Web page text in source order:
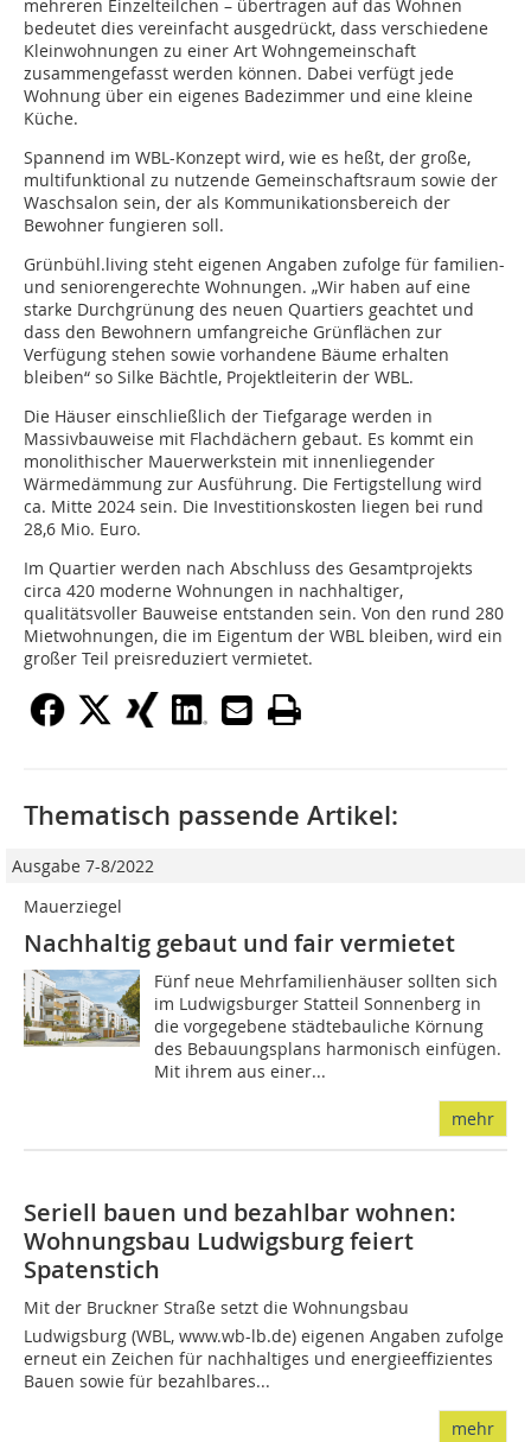
mehreren Einzelteilchen – übertragen auf das Wohnen
bedeutet dies vereinfacht ausgedrückt, dass verschiedene
Kleinwohnungen zu einer Art Wohngemeinschaft
zusammengefasst werden können. Dabei verfügt jede
Wohnung über ein eigenes Badezimmer und eine kleine
Küche.
Spannend im WBL-Konzept wird, wie es heßt, der große,
multifunktional zu nutzende Gemeinschaftsraum sowie der
Waschsalon sein, der als Kommunikationsbereich der
Bewohner fungieren soll.
Grünbühl.living steht eigenen Angaben zufolge für familien-
und seniorengerechte Wohnungen. „Wir haben auf eine
starke Durchgrünung des neuen Quartiers geachtet und
dass den Bewohnern umfangreiche Grünflächen zur
Verfügung stehen sowie vorhandene Bäume erhalten
bleiben“ so Silke Bächtle, Projektleiterin der WBL.
Die Häuser einschließlich der Tiefgarage werden in
Massivbauweise mit Flachdächern gebaut. Es kommt ein
monolithischer Mauerwerkstein mit innenliegender
Wärmedämmung zur Ausführung. Die Fertigstellung wird
ca. Mitte 2024 sein. Die Investitionskosten liegen bei rund
28,6 Mio. Euro.
Im Quartier werden nach Abschluss des Gesamtprojekts
circa 420 moderne Wohnungen in nachhaltiger,
qualitätsvoller Bauweise entstanden sein. Von den rund 280
Mietwohnungen, die im Eigentum der WBL bleiben, wird ein
großer Teil preisreduziert vermietet.
Thematisch passende Artikel:
Ausgabe 7-8/2022
Mauerziegel
Nachhaltig gebaut und fair vermietet
Fünf neue Mehrfamilienhäuser sollten sich
im Ludwigsburger Statteil Sonnenberg in
die vorgegebene städtebauliche Körnung
des Bebauungsplans harmonisch einfügen.
Mit ihrem aus einer...
mehr
Seriell bauen und bezahlbar wohnen:
Wohnungsbau Ludwigsburg feiert
Spatenstich
Mit der Bruckner Straße setzt die Wohnungsbau
Ludwigsburg (WBL, www.wb-lb.de) eigenen Angaben zufolge
erneut ein Zeichen für nachhaltiges und energieeffizientes
Bauen sowie für bezahlbares...
mehr